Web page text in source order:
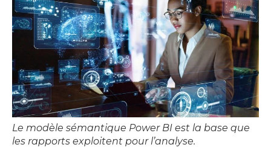
Le modèle sémantique Power BI est la base que
les rapports exploitent pour l’analyse.